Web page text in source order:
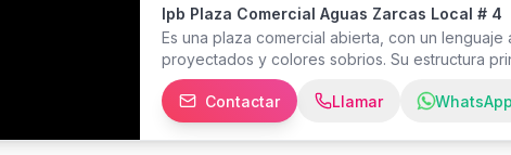
Ipb Plaza Comercial Aguas Zarcas Local # 4
Es una plaza comercial abierta, con un
proyectados y colores sobrios. Su estructura
Además se combina el uso de concreto para
cuenta con 8 locales comerciales, con áreas
incluye cuota de mantenimiento y seguridad en
Contactar Llamar WhatsApp